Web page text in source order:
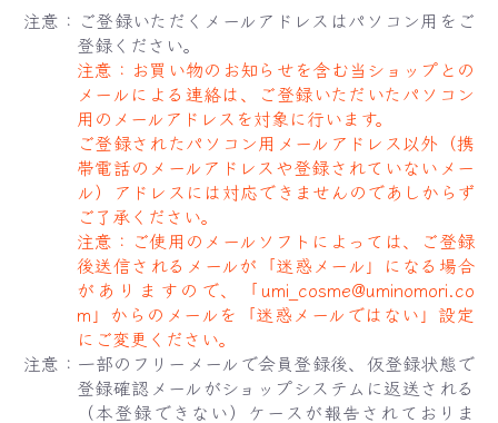
注意：ご登録いただくメールアドレスはパソコン用をご
登録ください。
注意：お買い物のお知らせを含む当ショップとの
メールによる連絡は、ご登録いただいたパソコン
用のメールアドレスを対象に行います。
ご登録されたパソコン用メールアドレス以外（携
帯電話のメールアドレスや登録されていないメー
ル）アドレスには対応できませんのであしからず
ご了承ください。
注意：ご使用のメールソフトによっては、ご登録
後送信されるメールが「迷惑メール」になる場合
がありますので、「umi_cosme@uminomori.co
m」からのメールを「迷惑メールではない」設定
にご変更ください。
注意：一部のフリーメールで会員登録後、仮登録状態で
登録確認メールがショップシステムに返送される
（本登録できない）ケースが報告されておりま